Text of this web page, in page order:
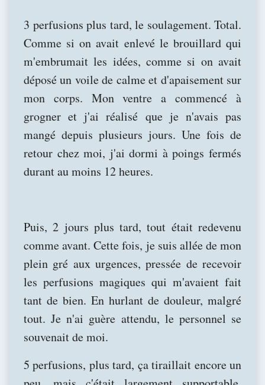
3 perfusions plus tard, le soulagement. Total.
Comme si on avait enlevé le brouillard qui
m'embrumait les idées, comme si on avait
déposé un voile de calme et d'apaisement sur
mon corps. Mon ventre a commencé à
grogner et j'ai réalisé que je n'avais pas
mangé depuis plusieurs jours. Une fois de
retour chez moi, j'ai dormi à poings fermés
durant au moins 12 heures.
Puis, 2 jours plus tard, tout était redevenu
comme avant. Cette fois, je suis allée de mon
plein gré aux urgences, pressée de recevoir
les perfusions magiques qui m'avaient fait
tant de bien. En hurlant de douleur, malgré
tout. Je n'ai guère attendu, le personnel se
souvenait de moi.
5 perfusions, plus tard, ça tiraillait encore un